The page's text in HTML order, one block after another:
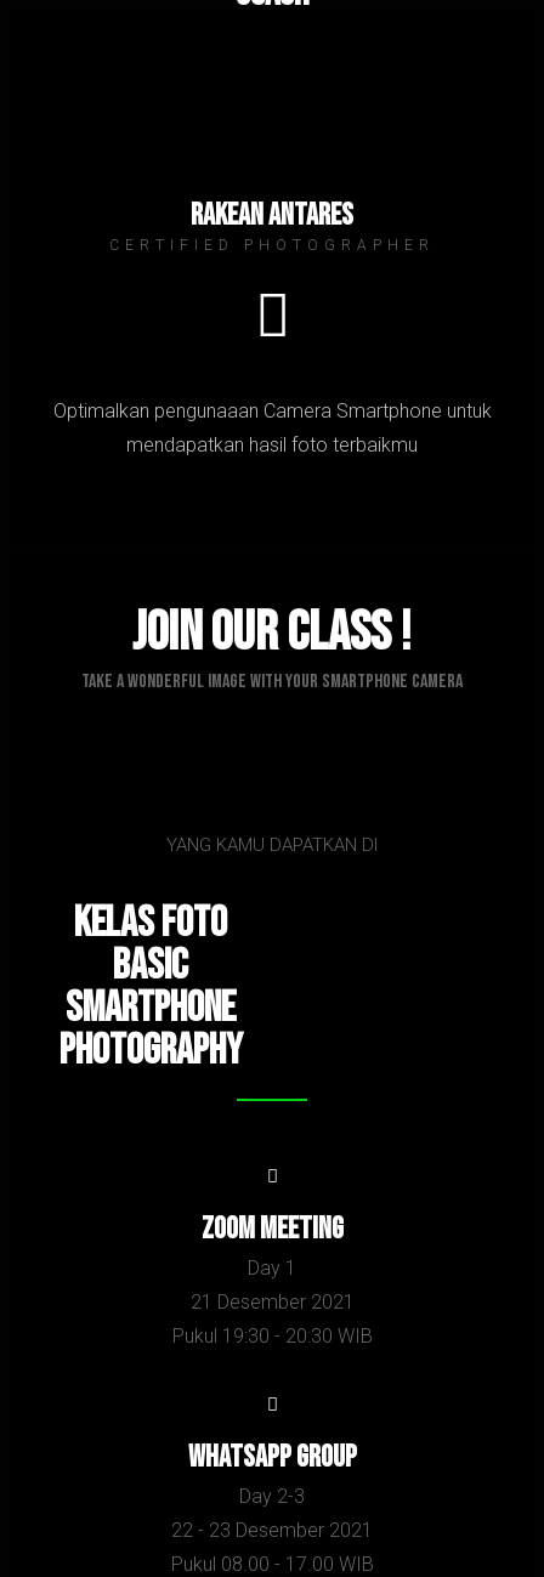
Rakean Antares
CERTIFIED PHOTOGRAPHER
Optimalkan pengunaaan Camera Smartphone untuk
mendapatkan hasil foto terbaikmu
Join Our Class !
Take A Wonderful Image with Your Smartphone Camera
YANG KAMU DAPATKAN DI
Kelas foto
Basic
Smartphone
Photography
Zoom Meeting
Day 1
21 Desember 2021
Pukul 19:30 - 20:30 WIB
Whatsapp Group
Day 2-3
22 - 23 Desember 2021
Pukul 08.00 - 17.00 WIB